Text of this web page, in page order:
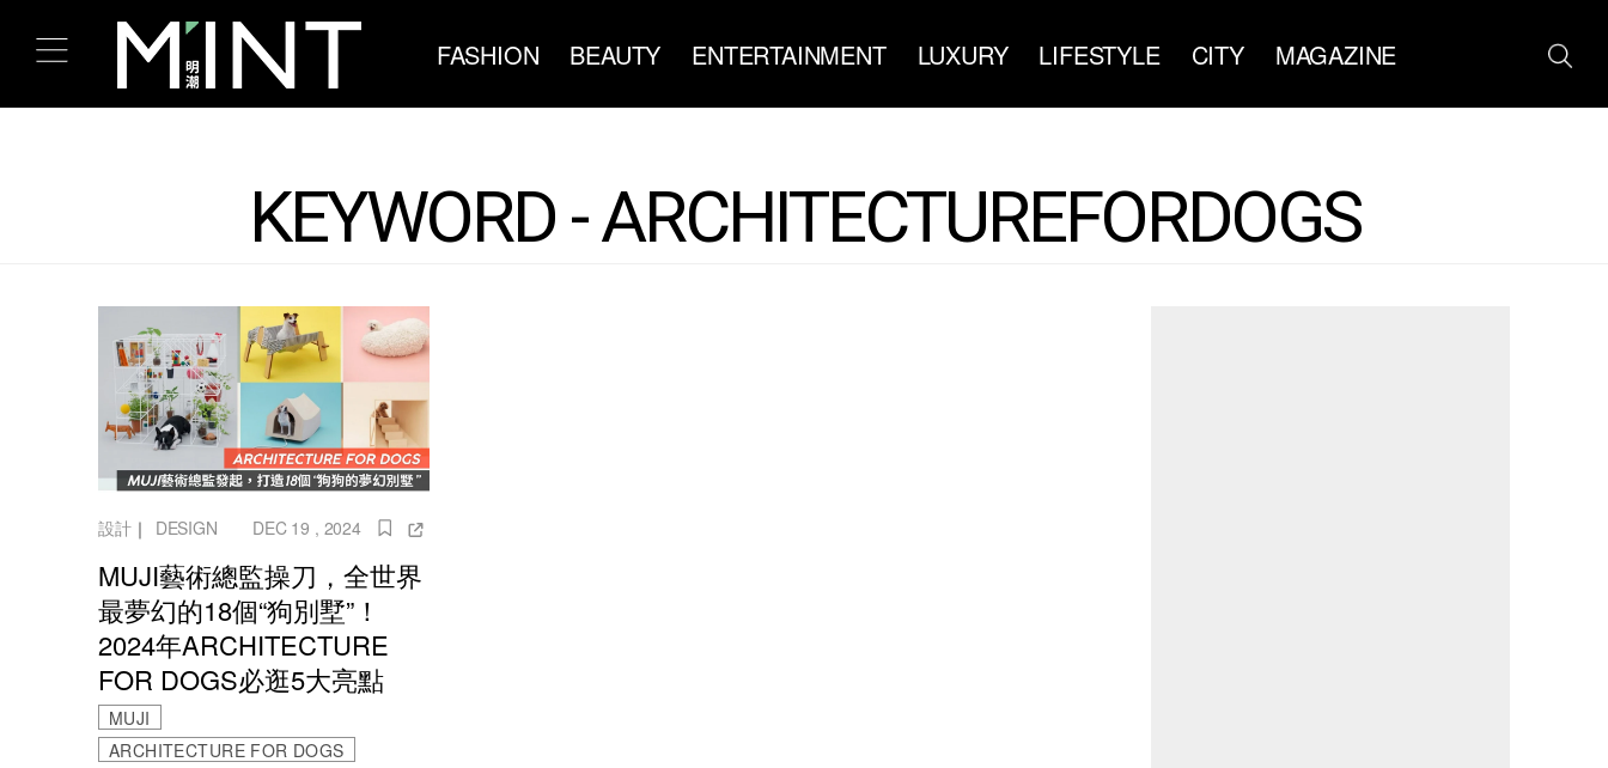
FASHION BEAUTY ENTERTAINMENT LUXURY LIFESTYLE CITY MAGAZINE
KEYWORD - ARCHITECTUREFORDOGS
設計｜ DESIGN DEC 19 , 2024
MUJI藝術總監操刀，全世界
最夢幻的18個“狗別墅”！
2024年ARCHITECTURE
FOR DOGS必逛5大亮點
MUJI
ARCHITECTURE FOR DOGS